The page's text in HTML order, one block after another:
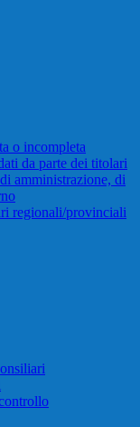
o incompleta
da parte dei titolari
amministrazione, di
regionali/provinciali